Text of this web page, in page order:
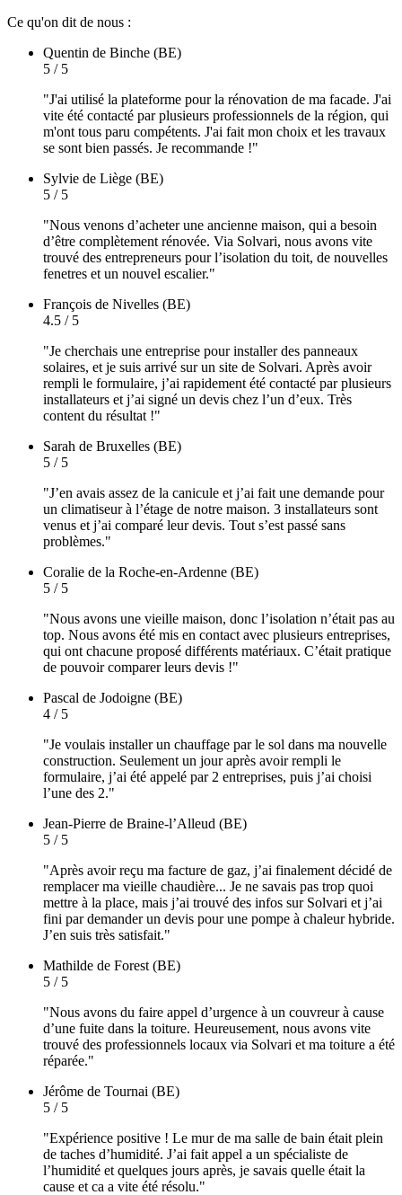
Ce qu'on dit de nous :
Quentin de Binche (BE)
5 / 5
"J'ai utilisé la plateforme pour la rénovation de ma facade. J'ai
vite été contacté par plusieurs professionnels de la région, qui
m'ont tous paru compétents. J'ai fait mon choix et les travaux
se sont bien passés. Je recommande !"
Sylvie de Liège (BE)
5 / 5
"Nous venons d’acheter une ancienne maison, qui a besoin
d’être complètement rénovée. Via Solvari, nous avons vite
trouvé des entrepreneurs pour l’isolation du toit, de nouvelles
fenetres et un nouvel escalier."
François de Nivelles (BE)
4.5 / 5
"Je cherchais une entreprise pour installer des panneaux
solaires, et je suis arrivé sur un site de Solvari. Après avoir
rempli le formulaire, j’ai rapidement été contacté par plusieurs
installateurs et j’ai signé un devis chez l’un d’eux. Très
content du résultat !"
Sarah de Bruxelles (BE)
5 / 5
"J’en avais assez de la canicule et j’ai fait une demande pour
un climatiseur à l’étage de notre maison. 3 installateurs sont
venus et j’ai comparé leur devis. Tout s’est passé sans
problèmes."
Coralie de la Roche-en-Ardenne (BE)
5 / 5
"Nous avons une vieille maison, donc l’isolation n’était pas au
top. Nous avons été mis en contact avec plusieurs entreprises,
qui ont chacune proposé différents matériaux. C’était pratique
de pouvoir comparer leurs devis !"
Pascal de Jodoigne (BE)
4 / 5
"Je voulais installer un chauffage par le sol dans ma nouvelle
construction. Seulement un jour après avoir rempli le
formulaire, j’ai été appelé par 2 entreprises, puis j’ai choisi
l’une des 2."
Jean-Pierre de Braine-l’Alleud (BE)
5 / 5
"Après avoir reçu ma facture de gaz, j’ai finalement décidé de
remplacer ma vieille chaudière... Je ne savais pas trop quoi
mettre à la place, mais j’ai trouvé des infos sur Solvari et j’ai
fini par demander un devis pour une pompe à chaleur hybride.
J’en suis très satisfait."
Mathilde de Forest (BE)
5 / 5
"Nous avons du faire appel d’urgence à un couvreur à cause
d’une fuite dans la toiture. Heureusement, nous avons vite
trouvé des professionnels locaux via Solvari et ma toiture a été
réparée."
Jérôme de Tournai (BE)
5 / 5
"Expérience positive ! Le mur de ma salle de bain était plein
de taches d’humidité. J’ai fait appel a un spécialiste de
l’humidité et quelques jours après, je savais quelle était la
cause et ca a vite été résolu."